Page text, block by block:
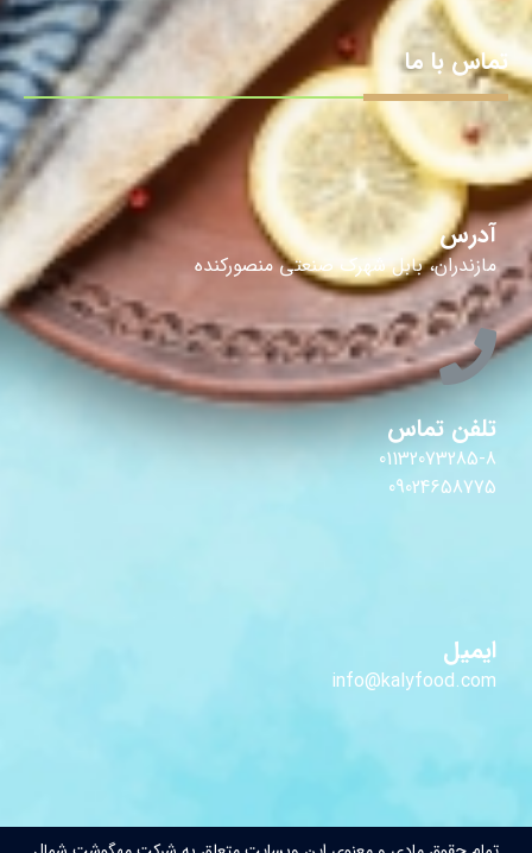
تماس با ما
آدرس
مازندران، بابل شهرک صنعتی منصورکنده
تلفن تماس
01132073285-8
09024658775
ایمیل
info@kalyfood.com